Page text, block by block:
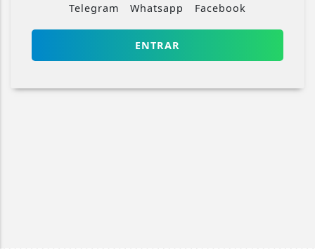
Telegram Whatsapp Facebook
ENTRAR